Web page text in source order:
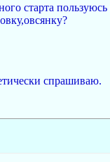
старта
спрашиваю.